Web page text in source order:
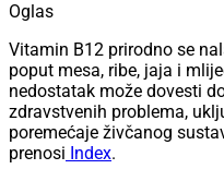
Oglas
Vitamin B12 prirodno se
poput mesa, ribe, jaja i
nedostatak može dovesti
zdravstvenih problema,
poremećaje živčanog
prenosi Index.